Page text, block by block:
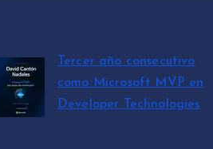
Tercer año consecutivo
como Microsoft MVP en
Developer Technologies